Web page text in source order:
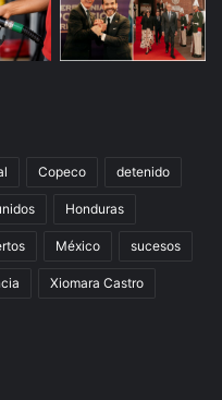
Copeco detenido
Honduras
México sucesos
Xiomara Castro